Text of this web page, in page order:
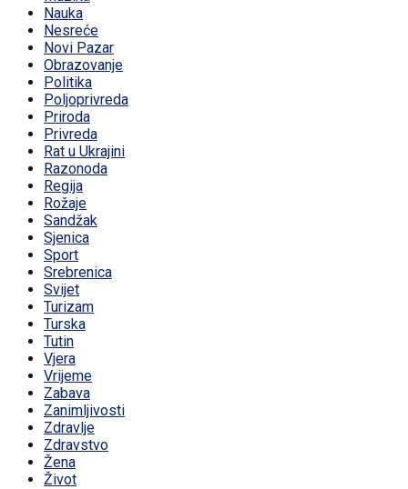
Nauka
Nesreće
Novi Pazar
Obrazovanje
Politika
Poljoprivreda
Priroda
Privreda
Rat u Ukrajini
Razonoda
Regija
Rožaje
Sandžak
Sjenica
Sport
Srebrenica
Svijet
Turizam
Turska
Tutin
Vjera
Vrijeme
Zabava
Zanimljivosti
Zdravlje
Zdravstvo
Žena
Život